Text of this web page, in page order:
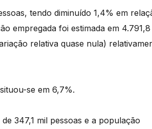
tendo diminuído 1,4% em
empregada foi estimada em 4.791,8
relativa quase nula)
se em 6,7%.
347,1 mil pessoas e a população